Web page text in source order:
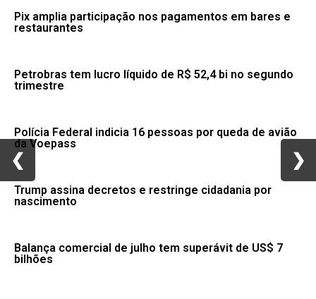
Pix amplia participação nos pagamentos em bares e
restaurantes
Petrobras tem lucro líquido de R$ 52,4 bi no segundo
trimestre
Polícia Federal indicia 16 pessoas por queda de avião
da Voepass
Trump assina decretos e restringe cidadania por
nascimento
Balança comercial de julho tem superávit de US$ 7
bilhões
❮ ❯
❮ ❯